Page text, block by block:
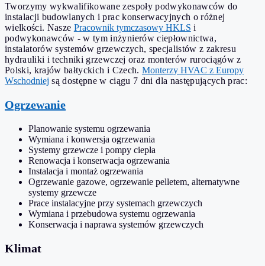
Tworzymy wykwalifikowane zespoły podwykonawców do
instalacji budowlanych i prac konserwacyjnych o różnej
wielkości. Nasze Pracownik tymczasowy HKLS i
podwykonawców - w tym inżynierów ciepłownictwa,
instalatorów systemów grzewczych, specjalistów z zakresu
hydrauliki i techniki grzewczej oraz monterów rurociągów z
Polski, krajów bałtyckich i Czech. Monterzy HVAC z Europy
Wschodniej są dostępne w ciągu 7 dni dla następujących prac:
Ogrzewanie
Planowanie systemu ogrzewania
Wymiana i konwersja ogrzewania
Systemy grzewcze i pompy ciepła
Renowacja i konserwacja ogrzewania
Instalacja i montaż ogrzewania
Ogrzewanie gazowe, ogrzewanie pelletem, alternatywne
systemy grzewcze
Prace instalacyjne przy systemach grzewczych
Wymiana i przebudowa systemu ogrzewania
Konserwacja i naprawa systemów grzewczych
Klimat